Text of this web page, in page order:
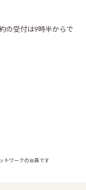
の受付は9時半からで
トワークの会員です